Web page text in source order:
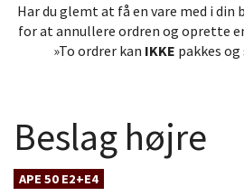
Har du glemt at få en vare med i
for at annullere ordren og oprette
»To ordrer kan IKKE pakkes og
Beslag højre
APE 50 E2+E4